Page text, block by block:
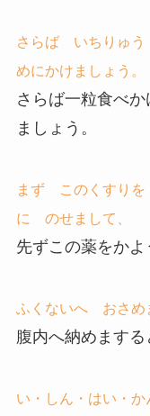
さらば いちりゅ
めにかけましょう。
さらば一粒食べ
ましょう。
まず このくすり
に のせまして、
先ずこの薬をかよ
ふくないへ おさめ
腹内へ納めまする
い・しん・はい・